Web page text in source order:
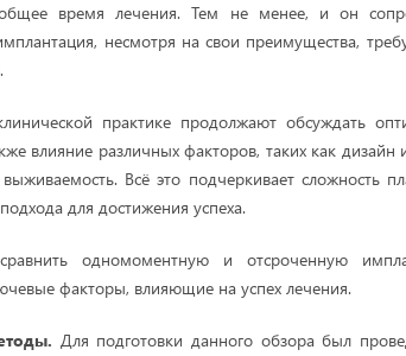
время лечения. Тем не менее, и он
несмотря на свои преимущества,
практике продолжают обсуждать
влияние различных факторов, таких как
Всё это подчеркивает сложность
для достижения успеха.
одномоментную и отсроченную
факторы, влияющие на успех лечения.
Для подготовки данного обзора был